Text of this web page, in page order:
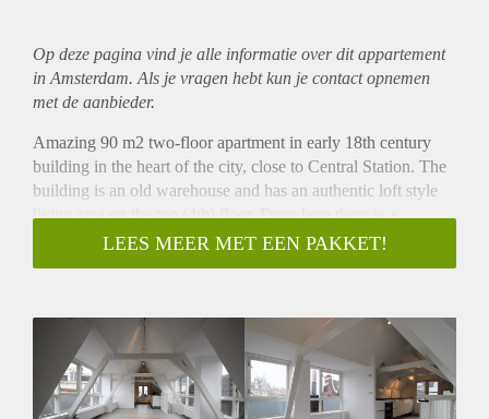
Op deze pagina vind je alle informatie over ditappartement
in Amsterdam. Als je vragen hebt kun je contact opnemen
met de aanbieder.
Amazing 90 m2 two-floor apartment in early 18th century
building in the heart of the city, close to Central Station. The
building is an old warehouse and has an authentic loft style
living area on the top (4th) floor. From here there is a
magnificent view on
Singel/Brouwersgracht/Haarlemmerstraat/Nieuwendijk.
and one at the back (20 m2). There is a bathroom with
bathtub and washer/dryer combination. A separate toilet is in
the hallway. The kitchen has recently been renovated and is
equipped with stove, oven, dishwasher, refrigerator and
LEES MEER MET EEN PAKKET!